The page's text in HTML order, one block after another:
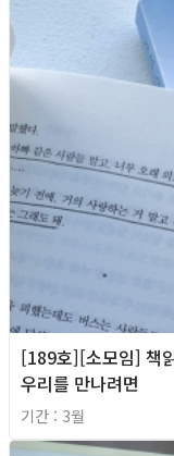
[189호][소모임] 책
우리를 만나려면
기간 : 3월